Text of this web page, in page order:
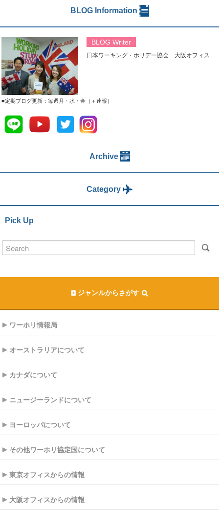
BLOG Information
BLOG Writer
日本ワーキング・ホリデー協会 大阪オフィス
■定期ブログ更新：毎週月・水・金（＋速報）
Archive
Category
Pick Up
ジャンルからさがす
ワーホリ情報局
オーストラリアについて
カナダについて
ニュージーランドについて
ヨーロッパについて
その他ワーホリ協定国について
東京オフィスからの情報
大阪オフィスからの情報